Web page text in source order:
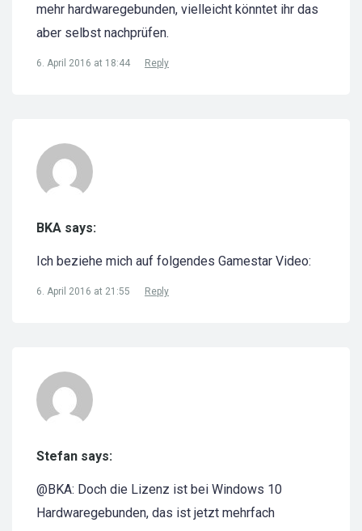
mehr hardwaregebunden, vielleicht könntet ihr das
aber selbst nachprüfen.
6. April 2016 at 18:44 Reply
BKA says:
Ich beziehe mich auf folgendes Gamestar Video:
6. April 2016 at 21:55 Reply
Stefan says:
@BKA: Doch die Lizenz ist bei Windows 10
Hardwaregebunden, das ist jetzt mehrfach